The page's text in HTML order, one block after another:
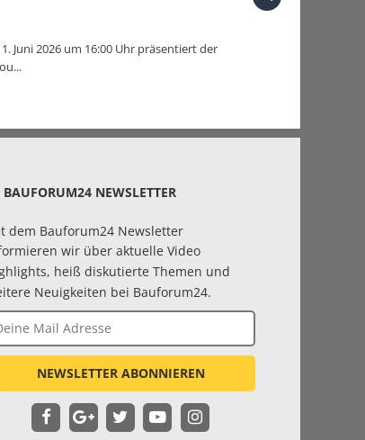
Juni 2026 um 16:00 Uhr präsentiert der
BAUFORUM24 NEWSLETTER
dem Bauforum24 Newsletter
wir über aktuelle Video
heiß diskutierte Themen und
Neuigkeiten bei Bauforum24.
NEWSLETTER ABONNIEREN